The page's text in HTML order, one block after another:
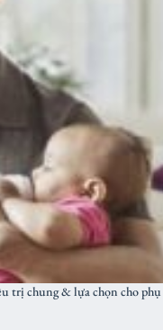
trị chung & lựa chọn cho